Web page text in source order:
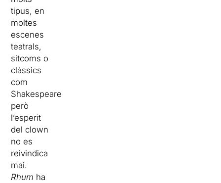
tipus, en
moltes
escenes
teatrals,
sitcoms o
clàssics
com
Shakespeare,
però
l’esperit
del clown
no es
reivindica
mai.
Rhum ha